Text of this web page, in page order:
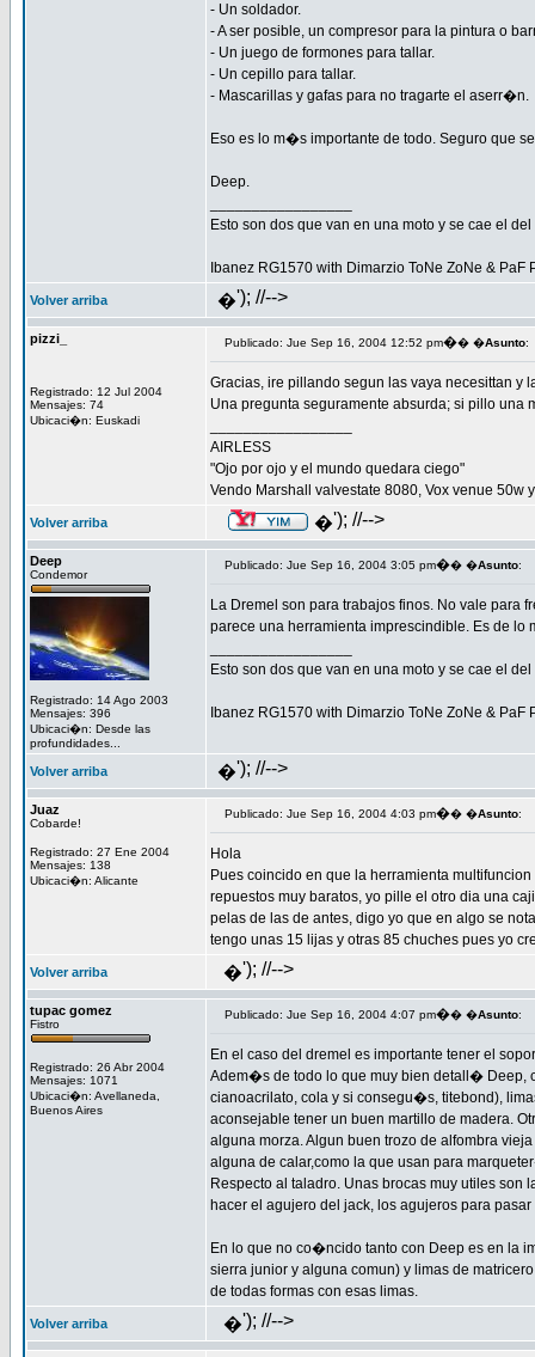
- Un soldador.
- A ser posible, un compresor para la pintura o
- Un juego de formones para tallar.
- Un cepillo para tallar.
- Mascarillas y gafas para no tragarte el aserr�n.
Eso es lo m�s importante de todo. Seguro que
Deep.
Esto son dos que van en una moto y se cae el
Ibanez RG1570 with Dimarzio ToNe ZoNe &
Volver arriba �'); //-->
pizzi_
Registrado: 12 Jul 2004
Mensajes: 74
Ubicaci�n: Euskadi
Publicado: Jue Sep 16, 2004 12:52 pm�� �Asunto:
Gracias, ire pillando segun las vaya necesittan y
Una pregunta seguramente absurda; si pillo una
AIRLESS
"Ojo por ojo y el mundo quedara ciego"
Vendo Marshall valvestate 8080, Vox venue
Volver arriba �'); //-->
Deep
Condemor
Registrado: 14 Ago 2003
Mensajes: 396
Ubicaci�n: Desde las
profundidades...
Publicado: Jue Sep 16, 2004 3:05 pm�� �Asunto:
La Dremel son para trabajos finos. No vale para
parece una herramienta imprescindible. Es de
Esto son dos que van en una moto y se cae el
Ibanez RG1570 with Dimarzio ToNe ZoNe &
Volver arriba �'); //-->
Juaz
Cobarde!
Registrado: 27 Ene 2004
Mensajes: 138
Ubicaci�n: Alicante
Publicado: Jue Sep 16, 2004 4:03 pm�� �Asunto:
Hola
Pues coincido en que la herramienta
repuestos muy baratos, yo pille el otro dia una
pelas de las de antes, digo yo que en algo se
tengo unas 15 lijas y otras 85 chuches pues yo
Volver arriba �'); //-->
tupac gomez
Fistro
Registrado: 26 Abr 2004
Mensajes: 1071
Ubicaci�n: Avellaneda,
Buenos Aires
Publicado: Jue Sep 16, 2004 4:07 pm�� �Asunto:
En el caso del dremel es importante tener el
Adem�s de todo lo que muy bien detall� Deep,
cianoacrilato, cola y si consegu�s, titebond),
aconsejable tener un buen martillo de madera.
alguna morza. Algun buen trozo de alfombra
alguna de calar,como la que usan para
Respecto al taladro. Unas brocas muy utiles
hacer el agujero del jack, los agujeros para
En lo que no co�ncido tanto con Deep es en la
sierra junior y alguna comun) y limas de
de todas formas con esas limas.
Volver arriba �'); //-->